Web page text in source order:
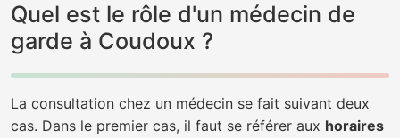
Quel est le rôle d'un médecin de
garde à Coudoux ?
La consultation chez un médecin se fait suivant deux
cas. Dans le premier cas, il faut se référer aux horaires